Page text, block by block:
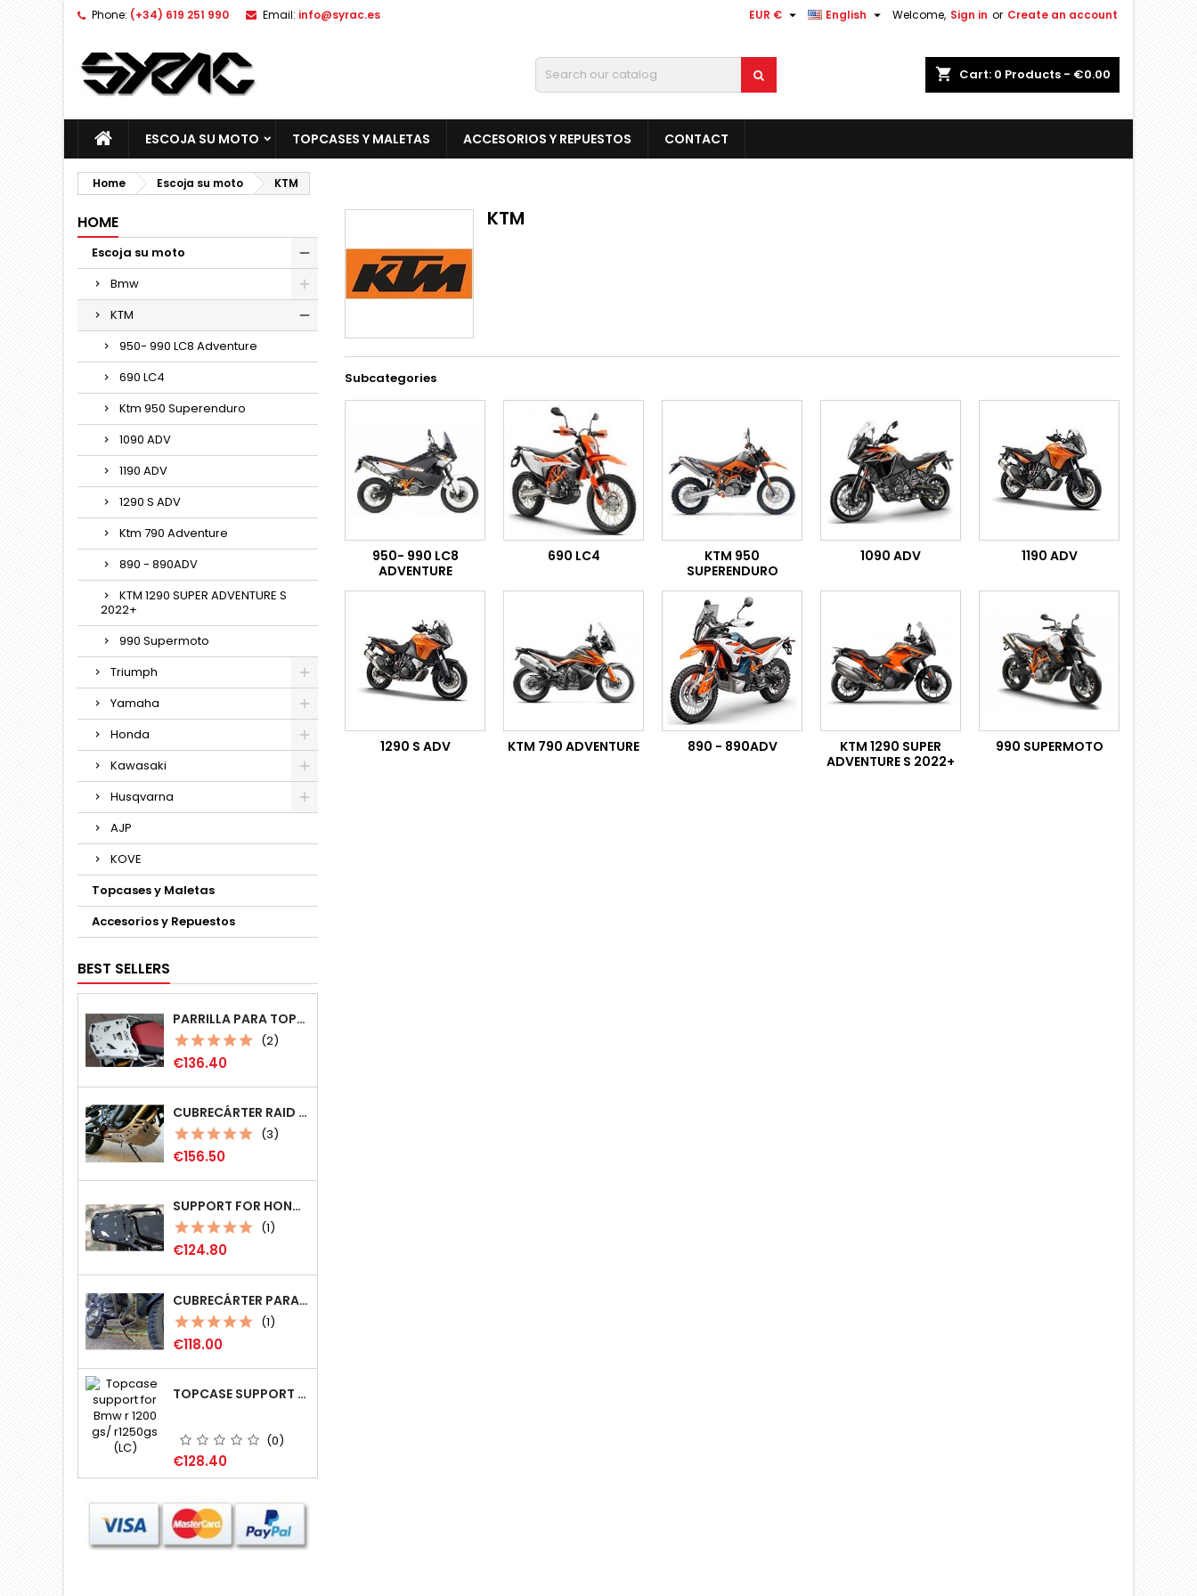
Phone: (+34) 619 251 990 Email: info@syrac.es Welcome, Sign in or Create an account
English 
EUR € 
shopping_cart Cart: 0 Products - €0.00
ESCOJA SU MOTO TOPCASES Y MALETAS ACCESORIOS Y REPUESTOS CONTACT
Home Escoja su moto KTM
HOME
Escoja su moto
Bmw
KTM
950- 990 LC8 Adventure
690 LC4
Ktm 950 Superenduro
1090 ADV
1190 ADV
1290 S ADV
Ktm 790 Adventure
890 - 890ADV
KTM 1290 SUPER ADVENTURE S
2022+
990 Supermoto
Triumph
Yamaha
Honda
Kawasaki
Husqvarna
AJP
KOVE
Topcases y Maletas
Accesorios y Repuestos
BEST SELLERS
PARRILLA PARA TOPCASE MONOKEY MULTIPOSICIÓN
(2)
Price
€136.40
CUBRECÁRTER RAID 4MM BMW F800GS/F800GSA/F700GS/F650GS
(3)
Price
€156.50
SUPPORT FOR HONDA CRF 1100L AT (MOD 2020+) COMPATIBLE MONOKEY (GIVI)
(1)
Price
€124.80
CUBRECÁRTER PARA BMW R1200GS
(1)
Price
€118.00
TOPCASE SUPPORT FOR BMW R 1200 GS/ R1250GS (LC)
(0)
Price
€128.40
KTM
Subcategories
950- 990 LC8
ADVENTURE
690 LC4
KTM 950
SUPERENDURO
1090 ADV 1190 ADV
1290 S ADV KTM 790 ADVENTURE 890 - 890ADV
KTM 1290 SUPER
ADVENTURE S 2022+
990 SUPERMOTO